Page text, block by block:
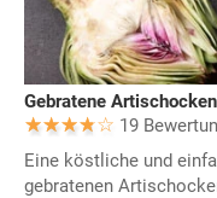
Gebratene Artischocken
19
Eine köstliche und
gebratenen